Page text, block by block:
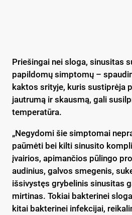
Priešingai nei sloga, sinusitas
papildomų simptomų –
kaktos srityje, kuris sustiprėja
jautrumą ir skausmą, gali
temperatūra.
„Negydomi šie simptomai
paūmėti bei kilti sinusito
įvairios, apimančios pūlingo
audinius, galvos smegenis,
išsivystęs grybelinis sinusitas
mirtinas. Tokiai bakterinei
kitai bakterinei infekcijai,